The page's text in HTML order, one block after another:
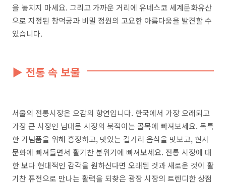
을 놓치지 마세요. 그리고 가까운 거리에 유네스코 세계문화유산
으로 지정된 창덕궁과 비밀 정원의 고요한 아름다움을 발견할 수
있습니다.
▶ 전통 속 보물
서울의 전통시장은 오감의 향연입니다. 한국에서 가장 오래되고
가장 큰 시장인 남대문 시장의 북적이는 골목에 빠져보세요. 독특
한 기념품을 위해 흥정하고, 맛있는 길거리 음식을 맛보고, 현지
문화에 빠져들면서 활기찬 분위기에 빠져보세요. 전통 시장에 대
한 보다 현대적인 감각을 원하신다면 오래된 것과 새로운 것이 활
기찬 퓨전으로 만나는 활력을 되찾은 광장 시장의 트렌디한 상점